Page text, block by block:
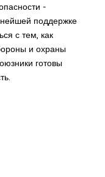
-
поддержке
с тем, как
и охраны
готовы